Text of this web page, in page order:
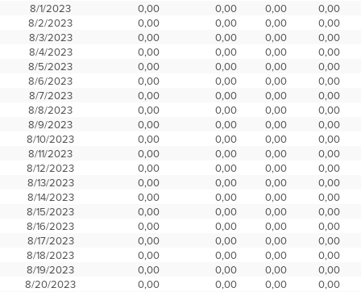
8/1/2023 0,00 0,00 0,00
0,00
8/2/2023
0,00 0,00 0,00
0,00
8/3/2023
0,00 0,00 0,00
0,00
8/4/2023
0,00 0,00 0,00
0,00
8/5/2023
0,00 0,00 0,00
0,00
8/6/2023
0,00 0,00 0,00
0,00
8/7/2023
0,00 0,00 0,00
0,00
8/8/2023
0,00 0,00 0,00
0,00
8/9/2023
0,00 0,00 0,00
0,00
8/10/2023
0,00 0,00 0,00
0,00
8/11/2023
0,00 0,00 0,00
0,00
8/12/2023
0,00 0,00 0,00
0,00
8/13/2023
0,00 0,00 0,00
0,00
8/14/2023
0,00 0,00 0,00
0,00
8/15/2023
0,00 0,00 0,00
0,00
8/16/2023
0,00 0,00 0,00
0,00
8/17/2023
0,00 0,00 0,00
0,00
8/18/2023
0,00 0,00 0,00
0,00
8/19/2023
0,00 0,00 0,00
0,00
8/20/2023
0,00 0,00 0,00
0,00